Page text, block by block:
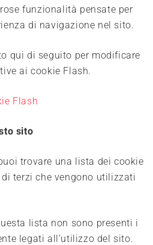
funzionalità pensate per
di navigazione nel sito.
qui di seguito per modificare
ai cookie Flash.
Flash
sito
trovare una lista dei cookie
terzi che vengono utilizzati
lista non sono presenti i
legati all’utilizzo del sito.